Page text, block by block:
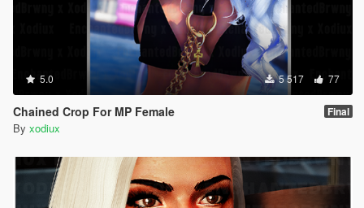
5.0 5 517 77
Chained Crop For MP Female Final
By xodiux